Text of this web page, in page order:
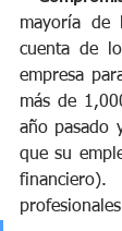
mayoría de
cuenta de
empresa
más de
año pasado
que su